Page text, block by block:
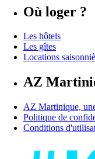
Où loger ?
Les hôtels
Les gîtes
Locations
AZ
AZ Martinique,
Politique de
Conditions